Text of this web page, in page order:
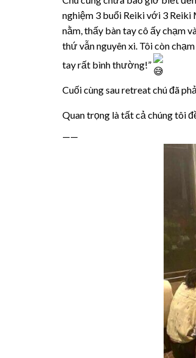
nghiệm 3 buổi Reiki với 3 Reiki
nằm, thấy bàn tay cô ấy chạm
thứ vẫn nguyên xi. Tôi còn
tay rất bình thường!”
Cuối cùng sau retreat chú đã
Quan trọng là tất cả chúng tôi
——